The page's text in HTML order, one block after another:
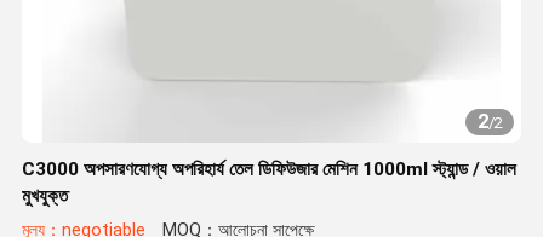
2/2
C3000 অপসারণযোগ্য অপরিহার্য তেল ডিফিউজার মেশিন 1000ml স্ট্যান্ড / ওয়াল
মুখযুক্ত
মূল্য：negotiable MOQ：আলোচনা সাপেক্ষে